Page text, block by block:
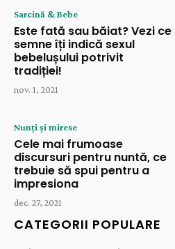
Sarcină & Bebe
Este fată sau băiat? Vezi ce
semne îți indică sexul
bebelușului potrivit
tradiției!
nov. 1, 2021
Nunți și mirese
Cele mai frumoase
discursuri pentru nuntă, ce
trebuie să spui pentru a
impresiona
dec. 27, 2021
CATEGORII POPULARE